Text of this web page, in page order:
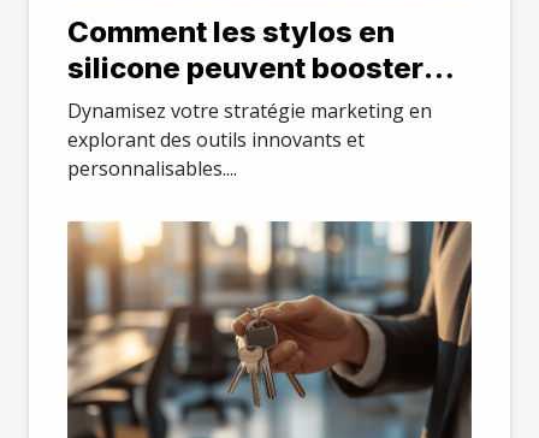
Comment les stylos en
silicone peuvent booster
votre stratégie marketing
Dynamisez votre stratégie marketing en
explorant des outils innovants et
personnalisables....